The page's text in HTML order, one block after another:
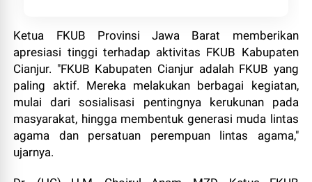
Ketua FKUB Provinsi Jawa Barat memberikan
apresiasi tinggi terhadap aktivitas FKUB Kabupaten
Cianjur. "FKUB Kabupaten Cianjur adalah FKUB yang
paling aktif. Mereka melakukan berbagai kegiatan,
mulai dari sosialisasi pentingnya kerukunan pada
masyarakat, hingga membentuk generasi muda lintas
agama dan persatuan perempuan lintas agama,"
ujarnya.